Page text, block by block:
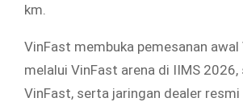
km.
VinFast membuka pemesanan awal
melalui VinFast arena di IIMS
VinFast, serta jaringan dealer resmi